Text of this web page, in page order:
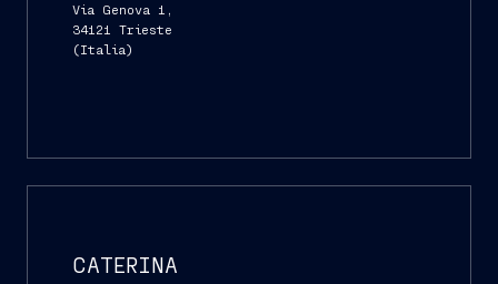
Via Genova 1,
34121 Trieste
(Italia)
CATERINA